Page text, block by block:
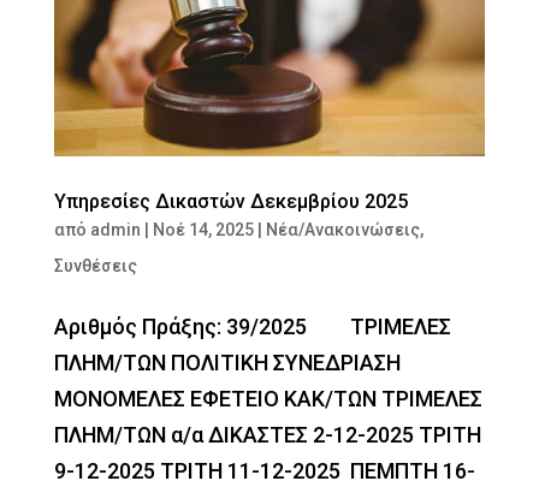
Υπηρεσίες Δικαστών Δεκεμβρίου 2025
από admin Νοέ 14, 2025| Νέα/Ανακοινώσεις,
Συνθέσεις
Αριθμός Πράξης: 39/2025 ΤΡΙΜΕΛΕΣ
ΠΛΗΜ/ΤΩΝ ΠΟΛΙΤΙΚΗ ΣΥΝΕΔΡΙΑΣΗ
ΜΟΝΟΜΕΛΕΣ ΕΦΕΤΕΙΟ ΚΑΚ/ΤΩΝ ΤΡΙΜΕΛΕΣ
ΠΛΗΜ/ΤΩΝ α/α ΔΙΚΑΣΤΕΣ 2-12-2025 ΤΡΙΤΗ
9-12-2025 ΤΡΙΤΗ 11-12-2025 ΠΕΜΠΤΗ 16-